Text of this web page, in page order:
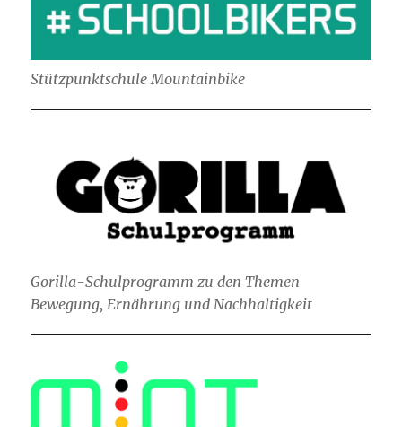
Stützpunktschule Mountainbike
Gorilla-Schulprogramm zu den Themen
Bewegung, Ernährung und Nachhaltigkeit